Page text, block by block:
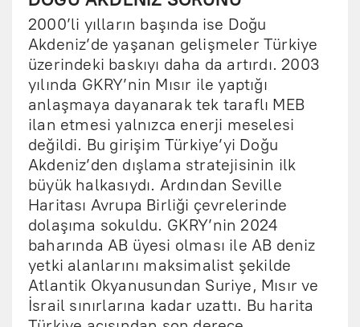
2000’li yılların başında ise Doğu
Akdeniz’de yaşanan gelişmeler Türkiye
üzerindeki baskıyı daha da artırdı. 2003
yılında GKRY’nin Mısır ile yaptığı
anlaşmaya dayanarak tek taraflı MEB
ilan etmesi yalnızca enerji meselesi
değildi. Bu girişim Türkiye’yi Doğu
Akdeniz’den dışlama stratejisinin ilk
büyük halkasıydı. Ardından Seville
Haritası Avrupa Birliği çevrelerinde
dolaşıma sokuldu. GKRY’nin 2024
baharında AB üyesi olması ile AB deniz
yetki alanlarını maksimalist şekilde
Atlantik Okyanusundan Suriye, Mısır ve
İsrail sınırlarına kadar uzattı. Bu harita